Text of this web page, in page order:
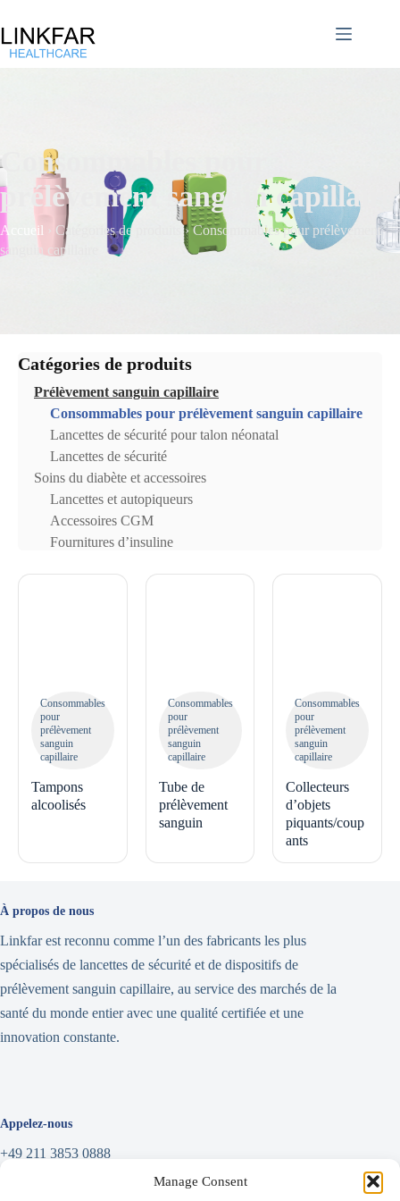
Manage Consent
Consommables pour
prélèvement sanguin capillaire
Accueil Catégories de produits ›Consommables pour prélèvement
sanguin capillaire
Catégories de produits
Prélèvement sanguin capillaire
Consommables pour prélèvement sanguin capillaire
Lancettes de sécurité pour talon néonatal
Lancettes de sécurité
Soins du diabète et accessoires
Lancettes et autopiqueurs
Accessoires CGM
Fournitures d’insuline
Consommables
pour
prélèvement
sanguin
capillaire
Tampons
alcoolisés
Consommables
pour
prélèvement
sanguin
capillaire
Tube de
prélèvement
sanguin
Consommables
pour
prélèvement
sanguin
capillaire
Collecteurs
d’objets
piquants/coup
ants
À propos de nous
Linkfar est reconnu comme l’un des fabricants les plus
spécialisés de lancettes de sécurité et de dispositifs de
prélèvement sanguin capillaire, au service des marchés de la
santé du monde entier avec une qualité certifiée et une
innovation constante.
Appelez-nous
+49 211 3853 0888